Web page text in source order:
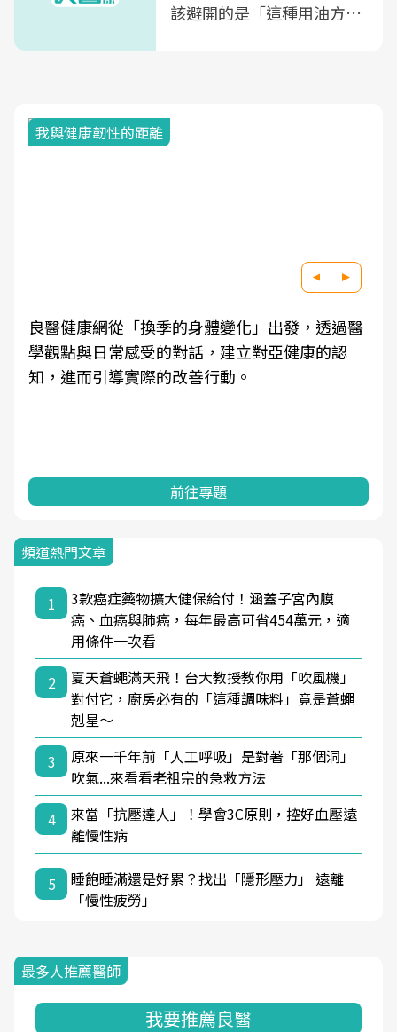
該避開的是「這種用油方
我與健康韌性的距離
良醫健康網從「換季的身體變化」出發，透過醫
學觀點與日常感受的對話，建立對亞健康的認
知，進而引導實際的改善行動。
前往專題
頻道熱門文章
1
3款癌症藥物擴大健保給付！涵蓋子宮內膜
癌、血癌與肺癌，每年最高可省454萬元，適
用條件一次看
2
夏天蒼蠅滿天飛！台大教授教你用「吹風機」
對付它，廚房必有的「這種調味料」竟是蒼蠅
剋星～
3
原來一千年前「人工呼吸」是對著「那個洞」
吹氣...來看看老祖宗的急救方法
4
來當「抗壓達人」！學會3C原則，控好血壓遠
離慢性病
5
睡飽睡滿還是好累？找出「隱形壓力」 遠離
「慢性疲勞」
最多人推薦醫師
我要推薦良醫